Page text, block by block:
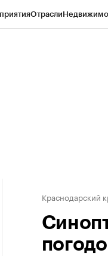
Отрасли
Краснодарский